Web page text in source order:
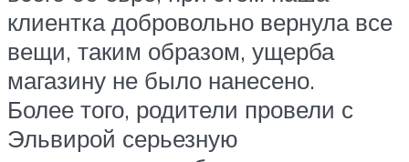
клиентка добровольно вернула все
вещи, таким образом, ущерба
магазину не было нанесено.
Более того, родители провели с
Эльвирой серьезную